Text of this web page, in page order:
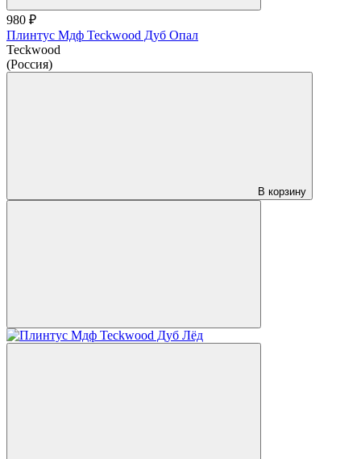
980 ₽
Плинтус Мдф Teckwood Дуб Опал
Teckwood
(Россия)
В корзину